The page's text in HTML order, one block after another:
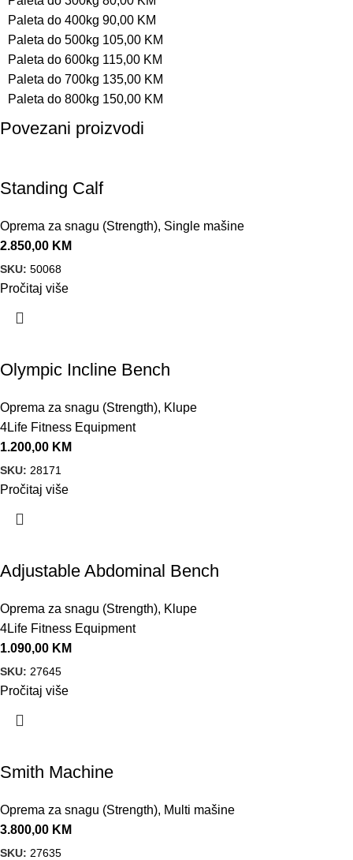
Paleta do 400kg 90,00 KM
Paleta do 500kg 105,00 KM
Paleta do 600kg 115,00 KM
Paleta do 700kg 135,00 KM
Paleta do 800kg 150,00 KM
Povezani proizvodi
Standing Calf
Oprema za snagu (Strength), Single mašine
2.850,00 KM
SKU: 50068
Pročitaj više
Olympic Incline Bench
Oprema za snagu (Strength), Klupe
4Life Fitness Equipment
1.200,00 KM
SKU: 28171
Pročitaj više
Adjustable Abdominal Bench
Oprema za snagu (Strength), Klupe
4Life Fitness Equipment
1.090,00 KM
SKU: 27645
Pročitaj više
Smith Machine
Oprema za snagu (Strength), Multi mašine
3.800,00 KM
SKU: 27635